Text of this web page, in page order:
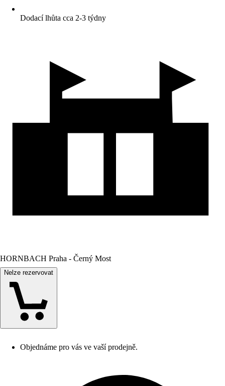
Dodací lhůta cca 2-3 týdny
HORNBACH Praha - Černý Most
Nelze rezervovat
Objednáme pro vás ve vaší prodejně.